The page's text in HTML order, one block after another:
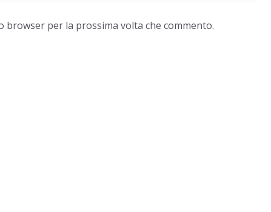
browser per la prossima volta che commento.